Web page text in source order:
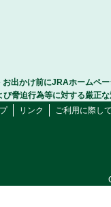
お出かけ前にJRAホームペ
脅迫行為等に対する厳正
リンク ご利用に際し